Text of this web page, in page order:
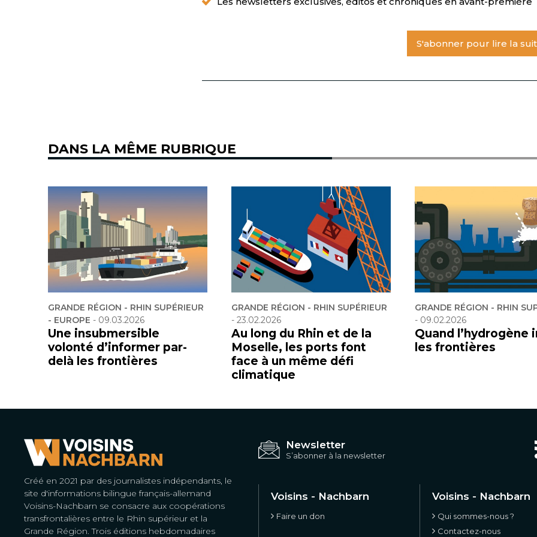
S'abonner pour lire la
DANS LA MÊME RUBRIQUE
GRANDE RÉGION - RHIN SUPÉRIEUR
- EUROPE - 09.03.2026
Une insubmersible
volonté d’informer par-
delà les frontières
GRANDE RÉGION - RHIN SUPÉRIEUR
- 23.02.2026
Au long du Rhin et de la
Moselle, les ports font
face à un même défi
climatique
GRANDE RÉGION - RHIN
- 09.02.2026
Quand l’hydrogène
les frontières
Créé en 2021 par des journalistes indépendants, le
site d'informations bilingue français-allemand
Voisins-Nachbarn se consacre aux coopérations
transfrontalières entre le Rhin supérieur et la
Grande Région. Trois éditions hebdomadaires
Newsletter
S’abonner à la newsletter
Voisins - Nachbarn
Faire un don
Voisins - Nachbarn
Qui sommes-nous ?
Contactez-nous